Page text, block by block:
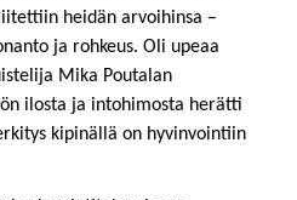
heidän arvoihinsa –
ja rohkeus. Oli upeaa
Mika Poutalan
ilosta ja intohimosta herätti
kipinällä on hyvinvointiin